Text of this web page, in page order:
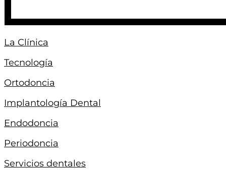
La Clínica
Tecnología
Ortodoncia
Implantología Dental
Endodoncia
Periodoncia
Servicios dentales